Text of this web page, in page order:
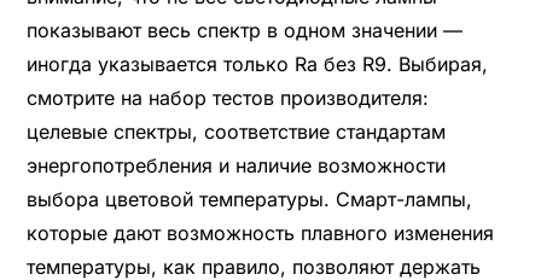
показывают весь спектр в одном значении —
иногда указывается только Ra без R9. Выбирая,
смотрите на набор тестов производителя:
целевые спектры, соответствие стандартам
энергопотребления и наличие возможности
выбора цветовой температуры. Смарт-лампы,
которые дают возможность плавного изменения
температуры, как правило, позволяют держать